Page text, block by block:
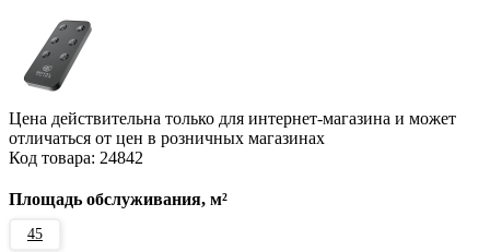
Цена действительна только для интернет-магазина и может
отличаться от цен в розничных магазинах
Код товара: 24842
Площадь обслуживания, м²
45